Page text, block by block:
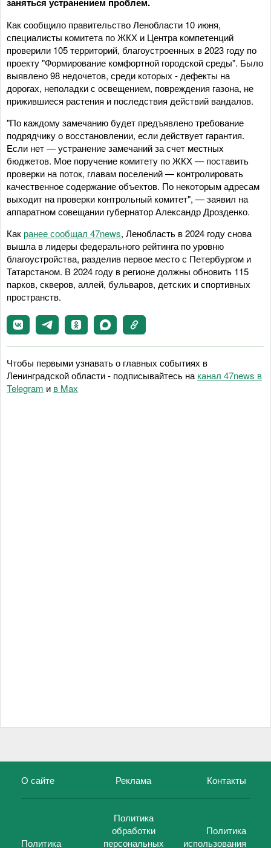
Как сообщило правительство Ленобласти 10 июня,
специалисты комитета по ЖКХ и Центра компетенций
проверили 105 территорий, благоустроенных в 2023 году по
проекту "Формирование комфортной городской среды". Было
выявлено 98 недочетов, среди которых - дефекты на
дорогах, неполадки с освещением, повреждения газона, не
прижившиеся растения и последствия действий вандалов.
"По каждому замечанию будет предъявлено требование
подрядчику о восстановлении, если действует гарантия.
Если нет — устранение замечаний за счет местных
бюджетов. Мое поручение комитету по ЖКХ — поставить
проверки на поток, главам поселений — контролировать
качественное содержание объектов. По некоторым адресам
выходит на проверки контрольный комитет", — заявил на
аппаратном совещании губернатор Александр Дрозденко.
Как ранее сообщал 47news, Ленобласть в 2024 году снова
вышла в лидеры федерального рейтинга по уровню
благоустройства, разделив первое место с Петербургом и
Татарстаном. В 2024 году в регионе должны обновить 115
парков, скверов, аллей, бульваров, детских и спортивных
пространств.
Чтобы первыми узнавать о главных событиях в
Ленинградской области - подписывайтесь на канал 47news в
Telegram и в Maх
О сайте Реклама Контакты
Политика
Политика
обработки
персональных
Политика
использования